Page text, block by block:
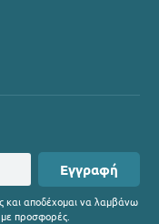
Εγγραφή
και αποδέχομαι να λαμβάνω
προσφορές.